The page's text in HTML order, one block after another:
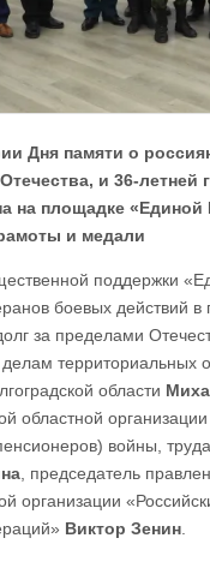
Дня памяти о
и 36-
на площадке
и медали
поддержки
боевых действий
за пределами
делам
области
областной
войны,
, председатель
организации
Виктор Зенин.